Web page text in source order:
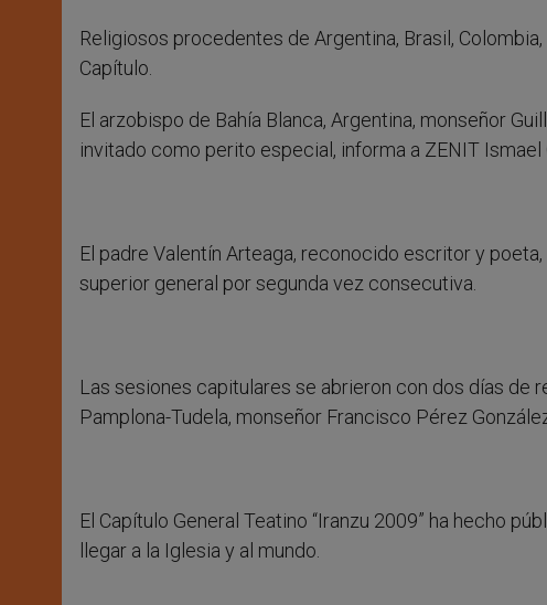
Religiosos procedentes de Argentina, Brasil,
Capítulo.
El arzobispo de Bahía Blanca, Argentina, monseñor
invitado como perito especial, informa a ZENIT
El padre Valentín Arteaga, reconocido escritor y
superior general por segunda vez consecutiva.
Las sesiones capitulares se abrieron con dos días de
Pamplona-Tudela, monseñor Francisco Pérez
El Capítulo General Teatino “Iranzu 2009” ha hecho
llegar a la Iglesia y al mundo.